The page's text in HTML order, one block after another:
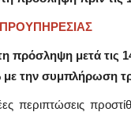
πρόσληψη μετά τις
με την συμπλήρωση
περιπτώσεις